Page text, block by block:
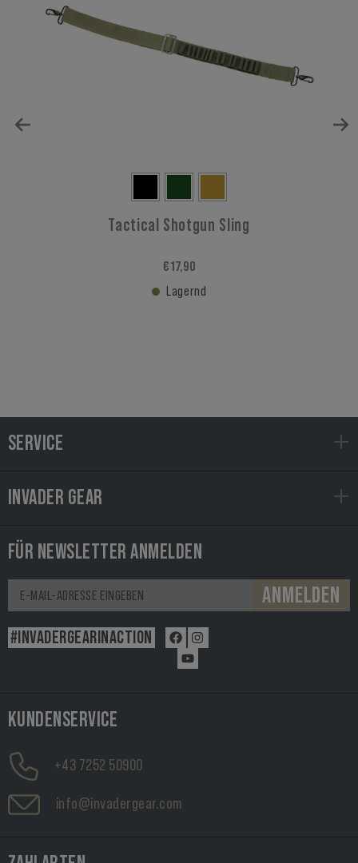
Tactical Shotgun Sling
€ 17,90
Lagernd
SERVICE
INVADER GEAR
FÜR NEWSLETTER ANMELDEN
ANMELDEN
#INVADERGEARINACTION
KUNDENSERVICE
+43 7252 50900
info@invadergear.com